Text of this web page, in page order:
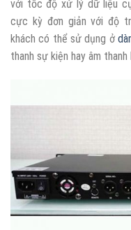
với tốc độ xử lý dữ liệu
cực kỳ đơn giản với độ
khách có thể sử dụng ở
thanh sự kiện hay âm